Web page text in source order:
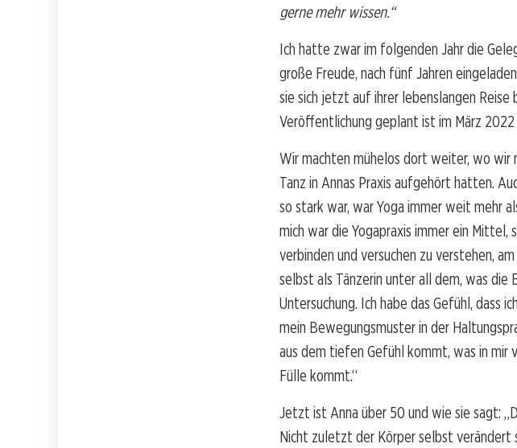
gerne mehr wissen.“
Ich hatte zwar im folgenden Jahr die
große Freude, nach fünf Jahren
sie sich jetzt auf ihrer lebenslangen Reise
Veröffentlichung geplant ist im März
Wir machten mühelos dort weiter, wo wir
Tanz in Annas Praxis aufgehört hatten.
so stark war, war Yoga immer weit mehr
mich war die Yogapraxis immer ein Mittel,
verbinden und versuchen zu verstehen,
selbst als Tänzerin unter all dem, was die
Untersuchung. Ich habe das Gefühl, dass
mein Bewegungsmuster in der
aus dem tiefen Gefühl kommt, was in mir
Fülle kommt.“
Jetzt ist Anna über 50 und wie sie sagt:
Nicht zuletzt der Körper selbst verändert